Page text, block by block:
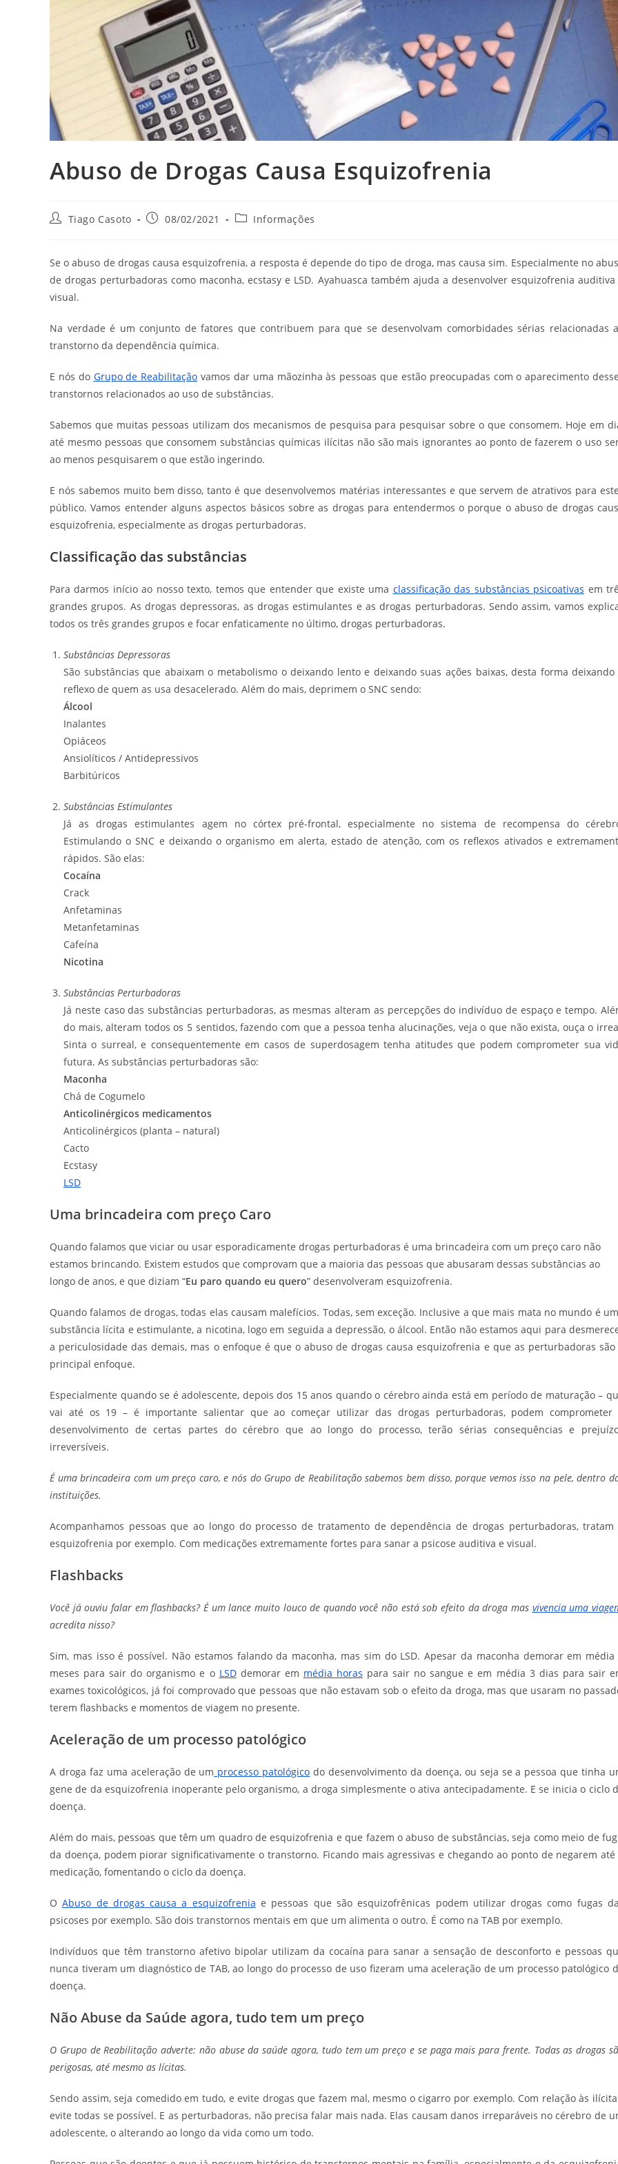
Abuso de Drogas Causa Esquizofrenia
AutorTiago Casoto
Post08/02/2021
Categoria
Informações
Se o abuso de drogas causa esquizofrenia, a resposta é depende do tipo de droga, mas causa sim. Especialmente no
de drogas perturbadoras como maconha, ecstasy e LSD. Ayahuasca também ajuda a desenvolver esquizofrenia auditiva
visual.
Na verdade é um conjunto de fatores que contribuem para que se desenvolvam comorbidades sérias relacionadas
transtorno da dependência química.
E nós do Grupo de Reabilitação vamos dar uma mãozinha às pessoas que estão preocupadas com o aparecimento
transtornos relacionados ao uso de substâncias.
Sabemos que muitas pessoas utilizam dos mecanismos de pesquisa para pesquisar sobre o que consomem. Hoje em
até mesmo pessoas que consomem substâncias químicas ilícitas não são mais ignorantes ao ponto de fazerem o uso
ao menos pesquisarem o que estão ingerindo.
E nós sabemos muito bem disso, tanto é que desenvolvemos matérias interessantes e que servem de atrativos para
público. Vamos entender alguns aspectos básicos sobre as drogas para entendermos o porque o abuso de drogas
esquizofrenia, especialmente as drogas perturbadoras.
Classificação das substâncias
Para darmos início ao nosso texto, temos que entender que existe uma classificação das substâncias psicoativas em
grandes grupos. As drogas depressoras, as drogas estimulantes e as drogas perturbadoras. Sendo assim, vamos
todos os três grandes grupos e focar enfaticamente no último, drogas perturbadoras.
Substâncias Depressoras
São substâncias que abaixam o metabolismo o deixando lento e deixando suas ações baixas, desta forma deixando
reflexo de quem as usa desacelerado. Além do mais, deprimem o SNC sendo:
Álcool
Inalantes
Opiáceos
Ansiolíticos / Antidepressivos
Barbitúricos
Substâncias Estimulantes
Já as drogas estimulantes agem no córtex pré-frontal, especialmente no sistema de recompensa do
Estimulando o SNC e deixando o organismo em alerta, estado de atenção, com os reflexos ativados e
rápidos. São elas:
Cocaína
Crack
Anfetaminas
Metanfetaminas
Cafeína
Nicotina
Substâncias Perturbadoras
Já neste caso das substâncias perturbadoras, as mesmas alteram as percepções do indivíduo de espaço e tempo.
do mais, alteram todos os 5 sentidos, fazendo com que a pessoa tenha alucinações, veja o que não exista, ouça o
Sinta o surreal, e consequentemente em casos de superdosagem tenha atitudes que podem comprometer sua
futura. As substâncias perturbadoras são:
Maconha
Chá de Cogumelo
Anticolinérgicos medicamentos
Anticolinérgicos (planta – natural)
Cacto
Ecstasy
LSD
Uma brincadeira com preço Caro
Quando falamos que viciar ou usar esporadicamente drogas perturbadoras é uma brincadeira com um preço caro não
estamos brincando. Existem estudos que comprovam que a maioria das pessoas que abusaram dessas substâncias ao
longo de anos, e que diziam “Eu paro quando eu quero” desenvolveram esquizofrenia.
Quando falamos de drogas, todas elas causam malefícios. Todas, sem exceção. Inclusive a que mais mata no mundo é
substância lícita e estimulante, a nicotina, logo em seguida a depressão, o álcool. Então não estamos aqui para
a periculosidade das demais, mas o enfoque é que o abuso de drogas causa esquizofrenia e que as perturbadoras são
principal enfoque.
Especialmente quando se é adolescente, depois dos 15 anos quando o cérebro ainda está em período de maturação –
vai até os 19 – é importante salientar que ao começar utilizar das drogas perturbadoras, podem comprometer
desenvolvimento de certas partes do cérebro que ao longo do processo, terão sérias consequências e
irreversíveis.
É uma brincadeira com um preço caro, e nós do Grupo de Reabilitação sabemos bem disso, porque vemos isso na pele, dentro
instituições.
Acompanhamos pessoas que ao longo do processo de tratamento de dependência de drogas perturbadoras, tratam
esquizofrenia por exemplo. Com medicações extremamente fortes para sanar a psicose auditiva e visual.
Flashbacks
Você já ouviu falar em flashbacks? É um lance muito louco de quando você não está sob efeito da droga mas vivencia uma
acredita nisso?
Sim, mas isso é possível. Não estamos falando da maconha, mas sim do LSD. Apesar da maconha demorar em média
meses para sair do organismo e o LSDdemorar em média horas para sair no sangue e em média 3 dias para sair
exames toxicológicos, já foi comprovado que pessoas que não estavam sob o efeito da droga, mas que usaram no
terem flashbacks e momentos de viagem no presente.
Aceleração de um processo patológico
A droga faz uma aceleração de um processo patológico do desenvolvimento da doença, ou seja se a pessoa que tinha
gene de da esquizofrenia inoperante pelo organismo, a droga simplesmente o ativa antecipadamente. E se inicia o ciclo
doença.
Além do mais, pessoas que têm um quadro de esquizofrenia e que fazem o abuso de substâncias, seja como meio de
da doença, podem piorar significativamente o transtorno. Ficando mais agressivas e chegando ao ponto de negarem até
medicação, fomentando o ciclo da doença.
OAbuso de drogas causa a esquizofrenia e pessoas que são esquizofrênicas podem utilizar drogas como fugas
psicoses por exemplo. São dois transtornos mentais em que um alimenta o outro. É como na TAB por exemplo.
Indivíduos que têm transtorno afetivo bipolar utilizam da cocaína para sanar a sensação de desconforto e pessoas
nunca tiveram um diagnóstico de TAB, ao longo do processo de uso fizeram uma aceleração de um processo patológico
doença.
Não Abuse da Saúde agora, tudo tem um preço
O Grupo de Reabilitação adverte: não abuse da saúde agora, tudo tem um preço e se paga mais para frente. Todas as drogas
perigosas, até mesmo as lícitas.
Sendo assim, seja comedido em tudo, e evite drogas que fazem mal, mesmo o cigarro por exemplo. Com relação às
evite todas se possível. E as perturbadoras, não precisa falar mais nada. Elas causam danos irreparáveis no cérebro de
adolescente, o alterando ao longo da vida como um todo.